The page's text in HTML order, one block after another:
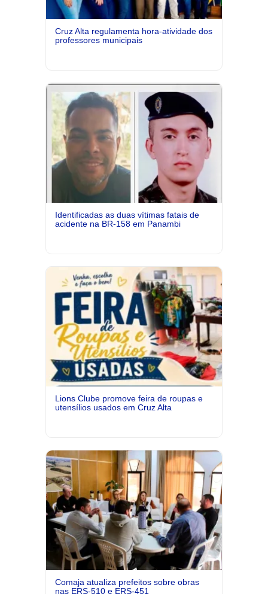
Cruz Alta regulamenta hora-atividade dos
professores municipais
Identificadas as duas vítimas fatais de
acidente na BR-158 em Panambi
Lions Clube promove feira de roupas e
utensílios usados em Cruz Alta
Comaja atualiza prefeitos sobre obras
nas ERS-510 e ERS-451